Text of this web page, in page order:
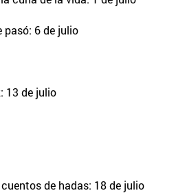
pasó: 6 de julio
13 de julio
de hadas: 18 de julio